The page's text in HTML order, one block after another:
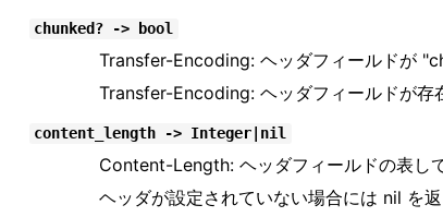
chunked? -> bool
Transfer-Encoding: ヘッダフィールドが
Transfer-Encoding: ヘッダフィールドが存
content_length -> Integer|nil
Content-Length: ヘッダフィールドの表し
ヘッダが設定されていない場合には nil を返